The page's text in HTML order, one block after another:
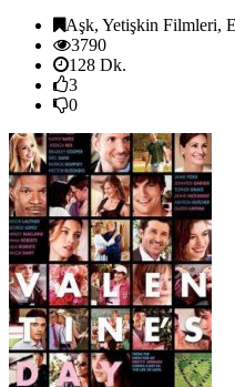
Aşk, Yetişkin Filmleri,
3790
128 Dk.
3
0